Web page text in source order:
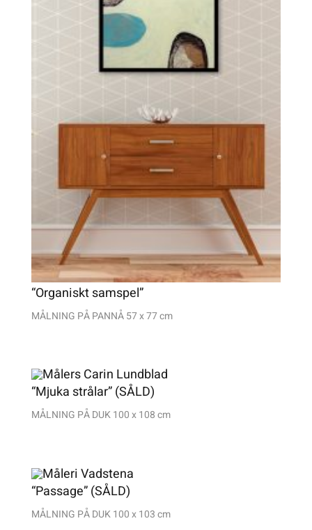
“Organiskt samspel”
MÅLNING PÅ PANNÅ 57 x 77 cm
“Mjuka strålar” (SÅLD)
MÅLNING PÅ DUK 100 x 108 cm
“Passage” (SÅLD)
MÅLNING PÅ DUK 100 x 103 cm